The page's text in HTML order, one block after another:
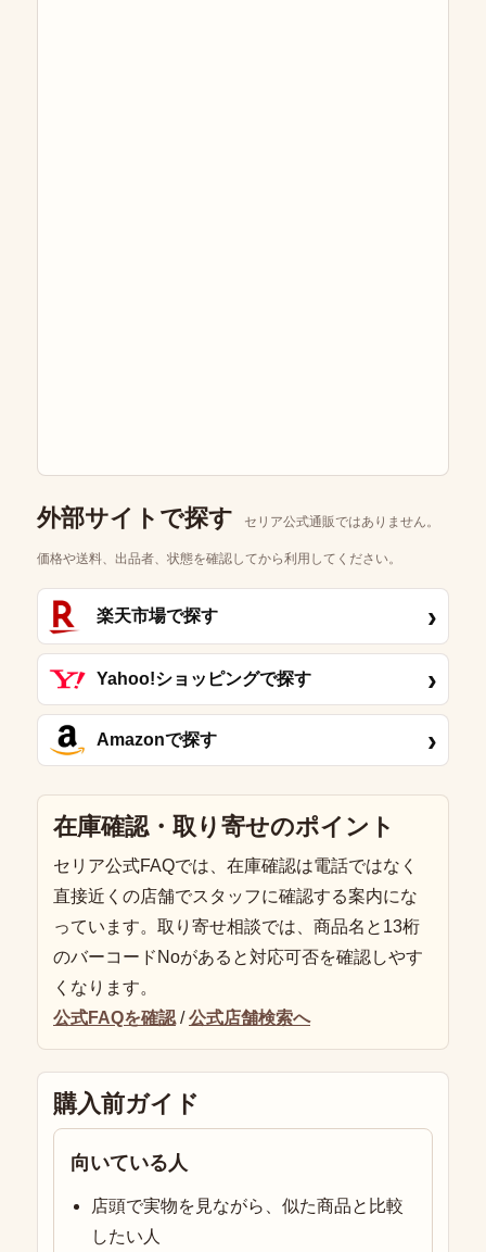
外部サイトで探す セリア公式通販ではありません。
価格や送料、出品者、状態を確認してから利用してください。
楽天市場で探す ›
Yahoo!ショッピングで探す ›
Amazonで探す ›
在庫確認・取り寄せのポイント
セリア公式FAQでは、在庫確認は電話ではなく
直接近くの店舗でスタッフに確認する案内にな
っています。取り寄せ相談では、商品名と13桁
のバーコードNoがあると対応可否を確認しやす
くなります。
公式FAQを確認 /公式店舗検索へ
購入前ガイド
向いている人
店頭で実物を見ながら、似た商品と比較
したい人